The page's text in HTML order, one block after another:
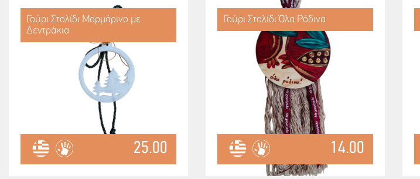
Γούρι Στολίδι Μαρμάρινο με
Δεντράκια
25.00
Γούρι Στολίδι Όλα Ρόδινα
14.00